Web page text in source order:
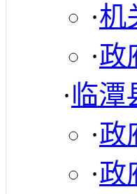
·机
·政
·临潭
·政
·政